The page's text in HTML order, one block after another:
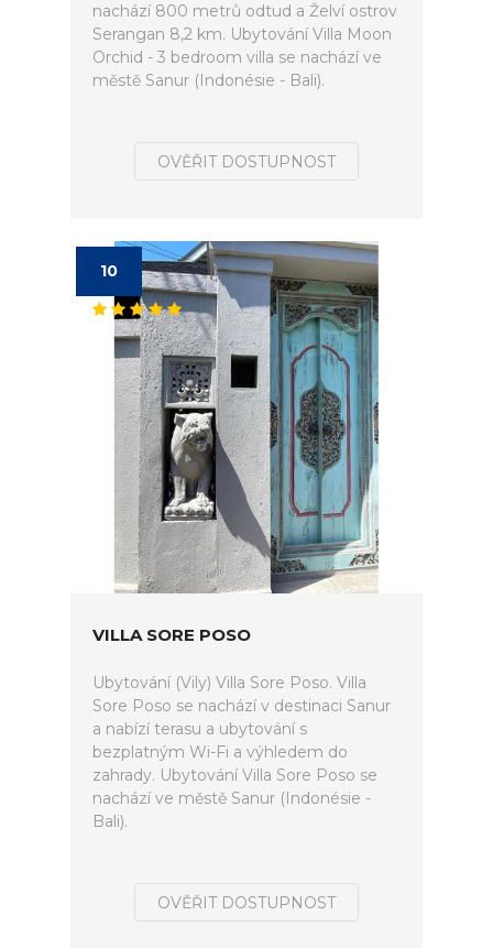
nachází 800 metrů odtud a Želví ostrov
Serangan 8,2 km. Ubytování Villa Moon
Orchid - 3 bedroom villa se nachází ve
městě Sanur (Indonésie - Bali).
OVĚŘIT DOSTUPNOST
10
VILLA SORE POSO
Ubytování (Vily) Villa Sore Poso. Villa
Sore Poso se nachází v destinaci Sanur
a nabízí terasu a ubytování s
bezplatným Wi-Fi a výhledem do
zahrady. Ubytování Villa Sore Poso se
nachází ve městě Sanur (Indonésie -
Bali).
OVĚŘIT DOSTUPNOST